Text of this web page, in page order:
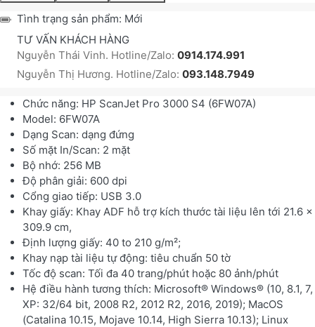
Tình trạng sản phẩm: Mới
TƯ VẤN KHÁCH HÀNG
Nguyễn Thái Vinh. Hotline/Zalo: 0914.174.991
Nguyễn Thị Hương. Hotline/Zalo: 093.148.7949
Chức năng: HP ScanJet Pro 3000 S4 (6FW07A)
Model: 6FW07A
Dạng Scan: dạng đứng
Số mặt In/Scan: 2 mặt
Bộ nhớ: 256 MB
Độ phân giải: 600 dpi
Cổng giao tiếp: USB 3.0
Khay giấy: Khay ADF hỗ trợ kích thước tài liệu lên tới 21.6 x
309.9 cm,
Định lượng giấy: 40 to 210 g/m²;
Khay nạp tài liệu tự động: tiêu chuẩn 50 tờ
Tốc độ scan: Tối đa 40 trang/phút hoặc 80 ảnh/phút
Hệ điều hành tương thích: Microsoft® Windows® (10, 8.1, 7,
XP: 32/64 bit, 2008 R2, 2012 R2, 2016, 2019); MacOS
(Catalina 10.15, Mojave 10.14, High Sierra 10.13); Linux